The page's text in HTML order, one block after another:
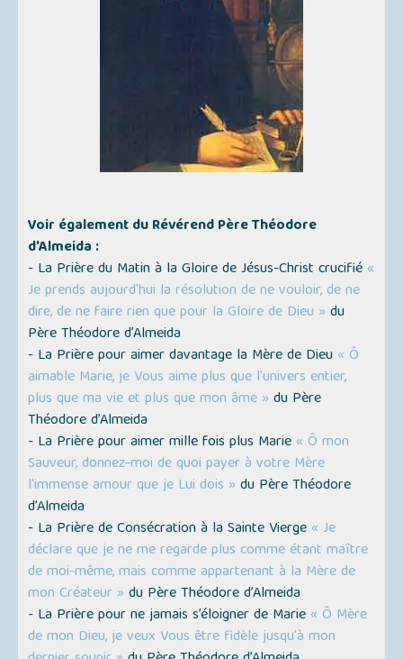
Voir également du Révérend Père Théodore
d'Almeida :
- La Prière du Matin à la Gloire de Jésus-Christ crucifié «
Je prends aujourd'hui la résolution de ne vouloir, de ne
dire, de ne faire rien que pour la Gloire de Dieu » du
Père Théodore d’Almeida
- La Prière pour aimer davantage la Mère de Dieu « Ô
aimable Marie, je Vous aime plus que l'univers entier,
plus que ma vie et plus que mon âme » du Père
Théodore d’Almeida
- La Prière pour aimer mille fois plus Marie « Ô mon
Sauveur, donnez-moi de quoi payer à votre Mère
l'immense amour que je Lui dois » du Père Théodore
d’Almeida
- La Prière de Consécration à la Sainte Vierge « Je
déclare que je ne me regarde plus comme étant maître
de moi-même, mais comme appartenant à la Mère de
mon Créateur » du Père Théodore d’Almeida
- La Prière pour ne jamais s’éloigner de Marie « Ô Mère
de mon Dieu, je veux Vous être fidèle jusqu'à mon